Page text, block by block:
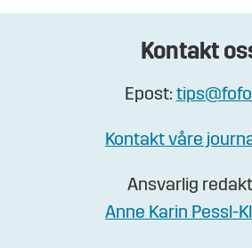
Kontakt
Epost:
Kontakt våre
Ansvarlig
Anne Karin Pessl-